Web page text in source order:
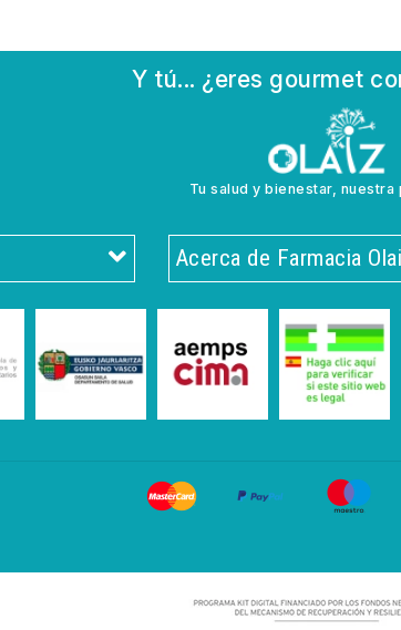
Y tú... ¿eres gourmet
Tu salud y bienestar, nuestra
Acerca de Farmacia